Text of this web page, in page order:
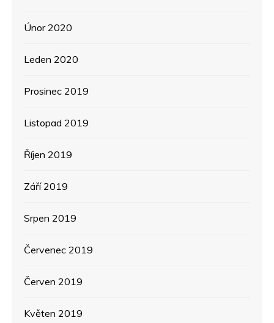
Únor 2020
Leden 2020
Prosinec 2019
Listopad 2019
Říjen 2019
Září 2019
Srpen 2019
Červenec 2019
Červen 2019
Květen 2019